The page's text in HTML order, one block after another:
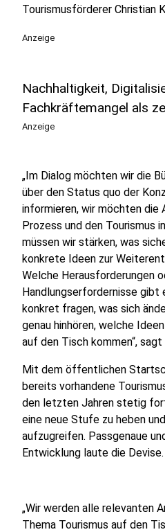
Tourismusförderer Christian
Anzeige
Nachhaltigkeit,
Fachkräftemangel als
Anzeige
„Im Dialog möchten wir die
über den Status quo der
informieren, wir möchten die
Prozess und den Tourismus
müssen wir stärken, was
konkrete Ideen zur
Welche Herausforderungen
Handlungserfordernisse gibt
konkret fragen, was sich
genau hinhören, welche
auf den Tisch kommen“, sagt
Mit dem öffentlichen
bereits vorhandene
den letzten Jahren stetig
eine neue Stufe zu heben
aufzugreifen. Passgenaue
Entwicklung laute die Devise.
„Wir werden alle relevanten
Thema Tourismus auf den